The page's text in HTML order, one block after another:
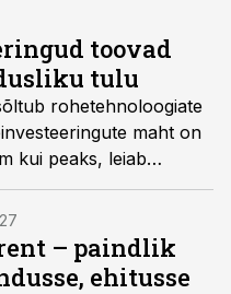
Elina Mizerova ja
toovad
tulu
rohetehnoloogiate
maht on
kui peaks, leiab
“Rohepöörde
– paindlik
ehitusse